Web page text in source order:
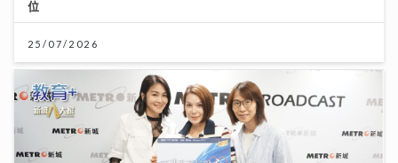
位
25/07/2026